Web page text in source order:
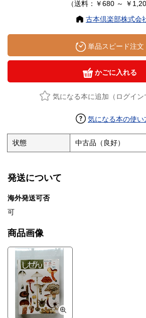
（送料：￥680 ～ ￥
古本倶楽部株式会
単品スピード注文
かごに入れる
気になる本に追加（ログイン
気になる本の使い
状態 中古品（良好）
発送について
海外発送可否
可
商品画像